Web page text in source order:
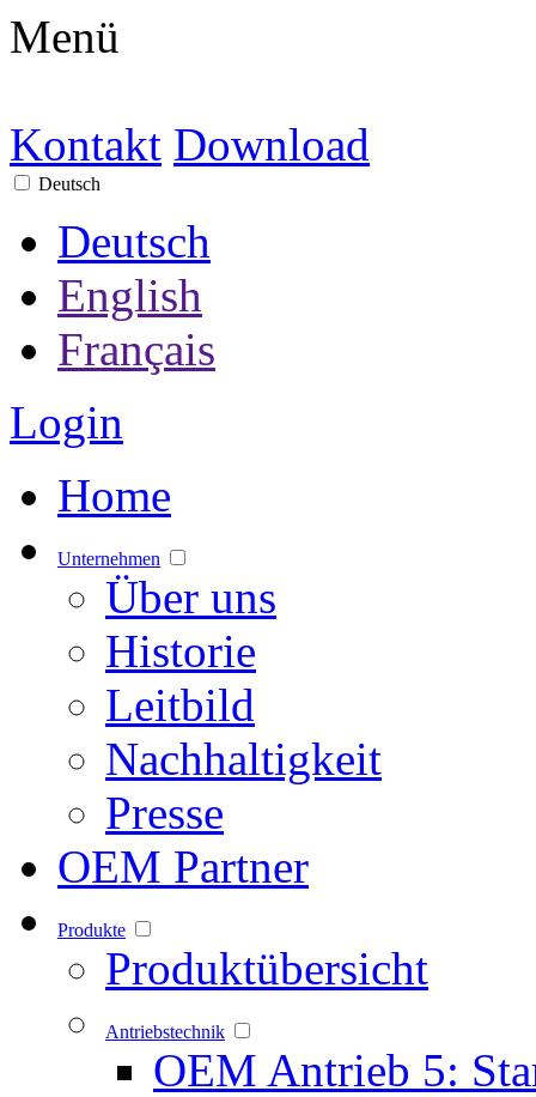
Menü
Kontakt Download
Deutsch
Deutsch
English
Français
Login
Home
Unternehmen
Über uns
Historie
Leitbild
Nachhaltigkeit
Presse
OEM Partner
Produkte
Produktübersicht
Antriebstechnik
OEM Antrieb 5: